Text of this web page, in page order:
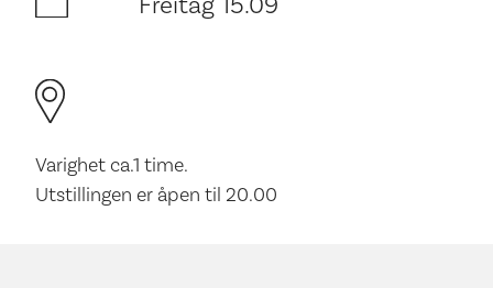
Varighet ca.1 time.
Utstillingen er åpen til 20.00